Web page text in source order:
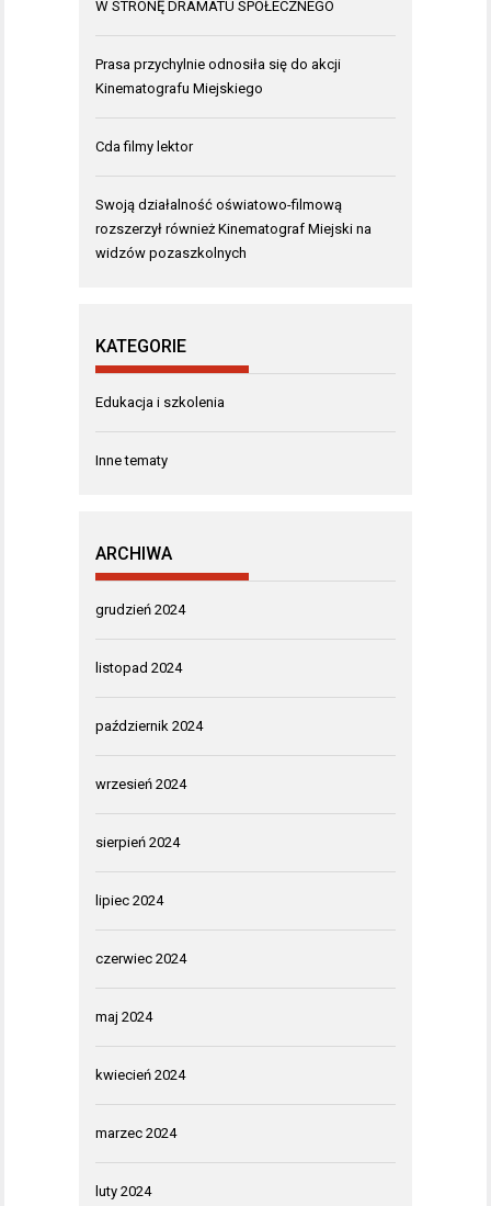
W STRONĘ DRAMATU SPOŁECZNEGO
Prasa przychylnie odnosiła się do akcji
Kinematografu Miejskiego
Cda filmy lektor
Swoją działalność oświatowo-filmową
rozszerzył również Kinematograf Miejski na
widzów pozaszkolnych
KATEGORIE
Edukacja i szkolenia
Inne tematy
ARCHIWA
grudzień 2024
listopad 2024
październik 2024
wrzesień 2024
sierpień 2024
lipiec 2024
czerwiec 2024
maj 2024
kwiecień 2024
marzec 2024
luty 2024